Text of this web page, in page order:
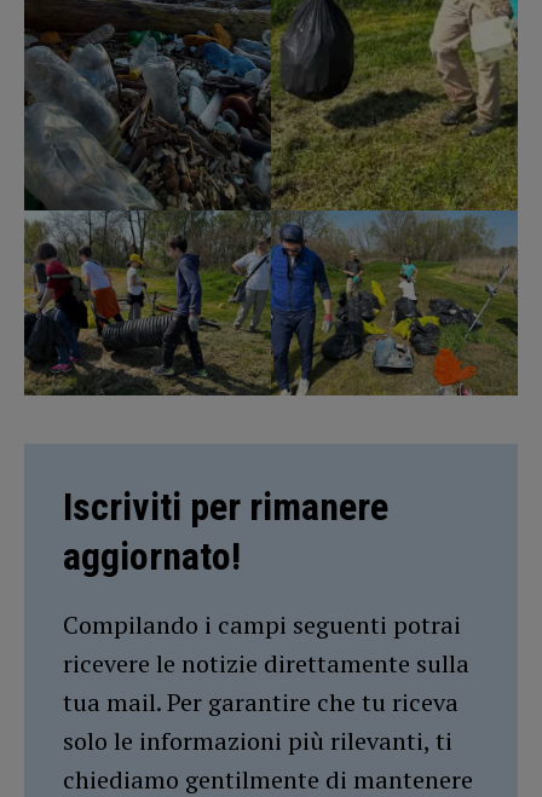
Iscriviti per rimanere
aggiornato!
Compilando i campi seguenti potrai
ricevere le notizie direttamente sulla
tua mail. Per garantire che tu riceva
solo le informazioni più rilevanti, ti
chiediamo gentilmente di mantenere